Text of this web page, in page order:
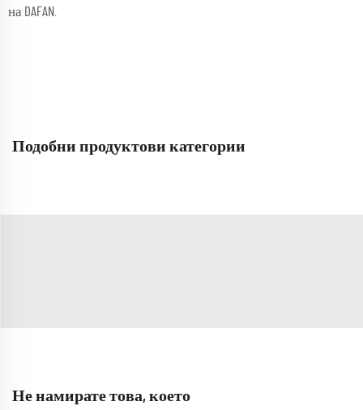
на DAFAN.
Подобни продуктови категории
Не намирате това, което